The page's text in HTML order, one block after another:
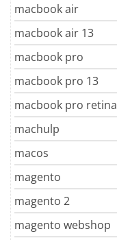
macbook air
macbook air 13
macbook pro
macbook pro 13
macbook pro retina
machulp
macos
magento
magento 2
magento webshop